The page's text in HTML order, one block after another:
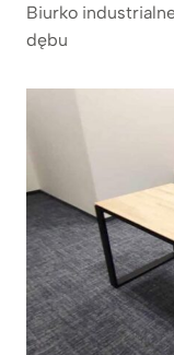
Biurko
dębu